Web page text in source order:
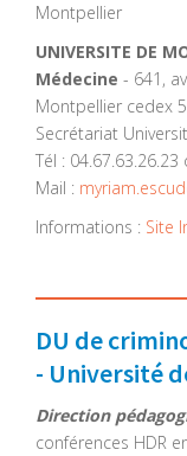
Montpellier
UNIVERSITE DE
Médecine - 641,
Montpellier cedex 5
Secrétariat
Tél :
Mail :
Informations : Site
DU de
- Université
Direction
conférences HDR